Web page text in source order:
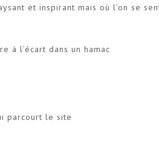
et inspirant mais où l’on se
à l’écart dans un hamac
parcourt le site